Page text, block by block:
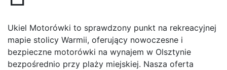
Ukiel Motorówki to sprawdzony punkt na rekreacyjnej
mapie stolicy Warmii, oferujący nowoczesne i
bezpieczne motorówki na wynajem w Olsztynie
bezpośrednio przy plaży miejskiej. Nasza oferta